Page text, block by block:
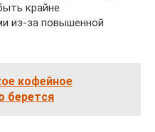
крайне
из-за повышенной
кофейное
берется